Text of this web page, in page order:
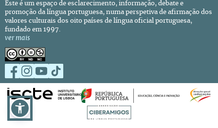
Este é um espaço de esclarecimento, informação, debate e
promoção da língua portuguesa, numa perspetiva de afirmação dos
valores culturais dos oito países de língua oficial portuguesa,
fundado em 1997.
ver mais